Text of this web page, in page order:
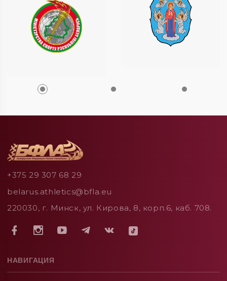
+375 29 307 68 29
belarus.athletics@bfla.eu
220030, г. Минск, ул. Кирова, 8, корп.6, каб. 708.
НАВИГАЦИЯ